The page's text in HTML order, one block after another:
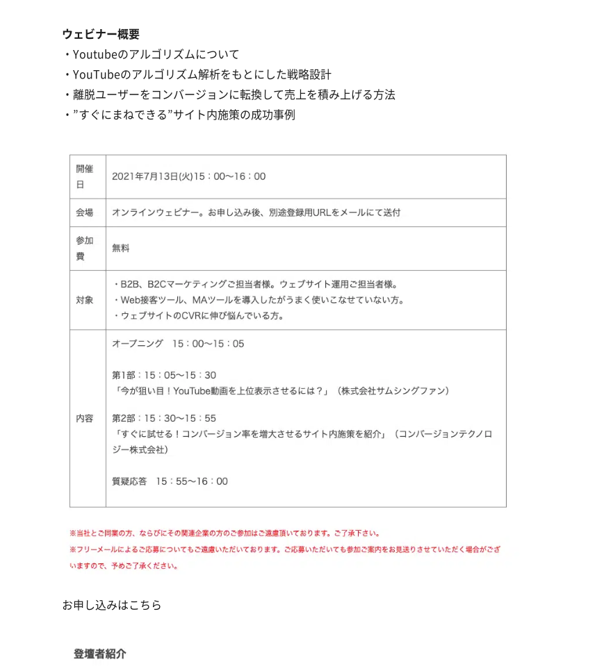
ウェビナー概要
・Youtubeのアルゴリズムについて
・YouTubeのアルゴリズム解析をもとにした戦略設計
・離脱ユーザーをコンバージョンに転換して売上を積み上げる方法
・”すぐにまねできる”サイト内施策の成功事例
お申し込みはこちら